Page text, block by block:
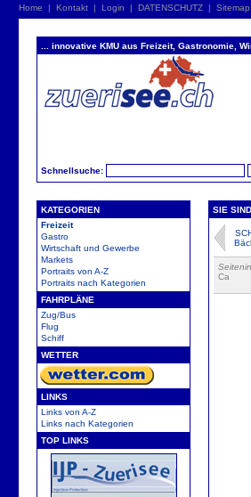
Home | Kontakt | Login | DATENSCHUTZ | Sitemap
... innovative KMU aus Freizeit, Gastronomie,
Schnellsuche:
KATEGORIEN
Freizeit
Gastro
Wirtschaft und Gewerbe
Markets
Portraits von A-Z
Portraits nach Kategorien
FAHRPLÄNE
Zug/Bus
Flug
Schiff
WETTER
LINKS
Links von A-Z
Links nach Kategorien
TOP LINKS
SIE
Ca